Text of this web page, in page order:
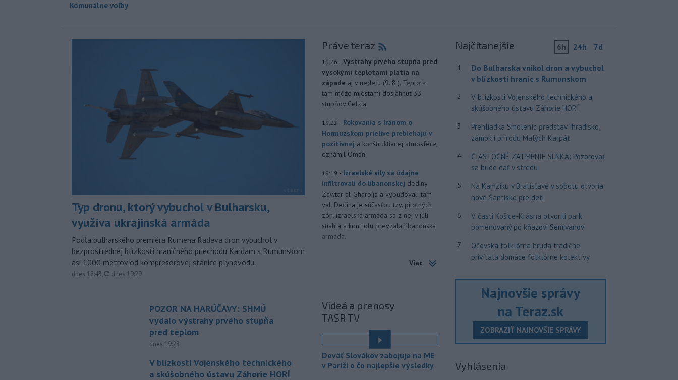
Komunálne voľby
Typ dronu, ktorý vybuchol v Bulharsku,
využíva ukrajinská armáda
Podľa bulharského premiéra Rumena Radeva dron vybuchol v
bezprostrednej blízkosti hraničného priechodu Kardam s Rumunskom
asi 1000 metrov od kompresorovej stanice plynovodu.
dnes 18:43, aktualizované
dnes 19:29
POZOR NA HARÚČAVY: SHMÚ
vydalo výstrahy prvého stupňa
pred teplom
dnes 19:28
V blízkosti Vojenského technického
a skúšobného ústavu Záhorie HORÍ
Práve teraz
19:26 - Výstrahy prvého stupňa pred
vysokými teplotami platia na
západe aj v nedeľu (9. 8.). Teplota
tam môže miestami dosiahnuť 33
stupňov Celzia.
19:22 - Rokovania s Iránom o
Hormuzskom prielive prebiehajú v
pozitívnej a konštruktívnej atmosfére,
oznámil Omán.
19:19 - Izraelské sily sa údajne
infiltrovali do libanonskej dediny
Zawtar al-Gharbíja a vybudovali tam
val. Dedina je súčasťou tzv. pilotných
zón, izraelská armáda sa z nej v júli
stiahla a kontrolu prevzala libanonská
armáda.
19:07 - Horskí záchranári z
záchrannej služby (HZS) Malá Fatra
zasahovali za Kamenným závozom. Po
páde sa tam zranila 25-ročná
cyklistka.
Viac
Videá a prenosy
TASR TV
Deväť Slovákov zabojuje na ME
v Paríži o čo najlepšie výsledky
Najčítanejšie 6h 24h 7d
1
Do Bulharska vnikol dron a vybuchol
v blízkosti hraníc s Rumunskom
2
V blízkosti Vojenského technického a
skúšobného ústavu Záhorie HORÍ
3
Prehliadka Smoleníc predstaví hradisko,
zámok i prírodu Malých Karpát
4
ČIASTOČNÉ ZATMENIE SLNKA: Pozorovať
sa bude dať v stredu
5
Na Kamzíku v Bratislave v sobotu otvoria
nové Šantisko pre deti
6
V časti Košice-Krásna otvorili park
pomenovaný po kňazovi Semivanovi
7
Očovská folklórna hruda tradične
privítala domáce folklórne kolektívy
Najnovšie správy
na Teraz.sk
ZOBRAZIŤ NAJNOVŠIE SPRÁVY
Vyhlásenia